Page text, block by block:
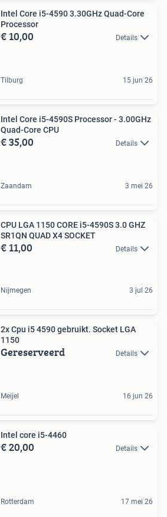
Intel Core i5-4590 3.30GHz Quad-Core
Processor
€ 10,00 Details
Tilburg 15 jun 26
Intel Core i5-4590S Processor - 3.00GHz
Quad-Core CPU
€ 35,00 Details
Zaandam 3 mei 26
CPU LGA 1150 CORE i5-4590S 3.0 GHZ
SR1QN QUAD X4 SOCKET
€ 11,00 Details
Nijmegen 3 jul 26
2x Cpu i5 4590 gebruikt. Socket LGA
1150
Gereserveerd Details
Meijel 16 jun 26
Intel core i5-4460
€ 20,00 Details
Rotterdam 17 mei 26